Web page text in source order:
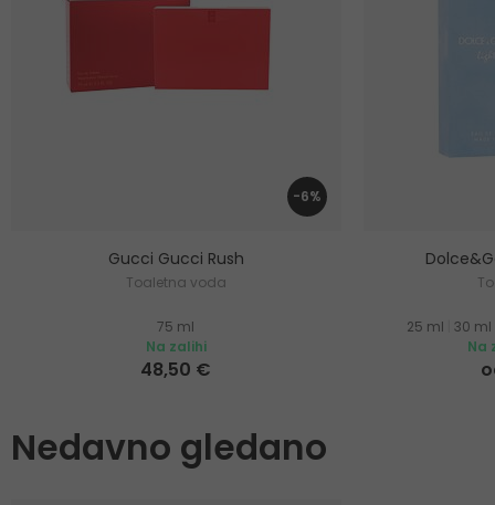
-6%
Gucci Gucci Rush
Toaletna voda
75 ml
Na zalihi
48,50 €
25 ml 30 ml
Na
Nedavno gledano